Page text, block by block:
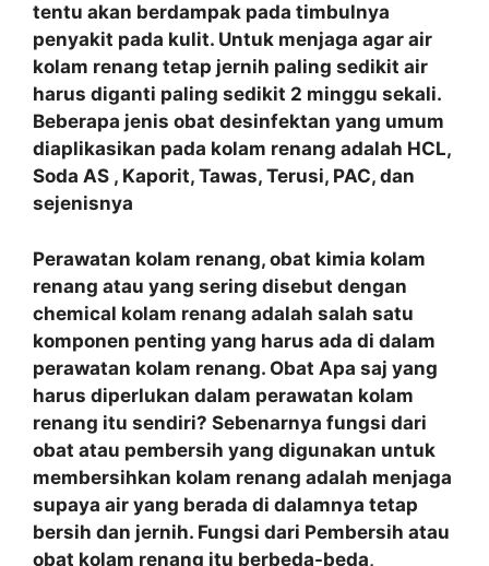
tentu akan berdampak pada timbulnya
penyakit pada kulit. Untuk menjaga agar air
kolam renang tetap jernih paling sedikit air
harus diganti paling sedikit 2 minggu sekali.
Beberapa jenis obat desinfektan yang umum
diaplikasikan pada kolam renang adalah HCL,
Soda AS , Kaporit, Tawas, Terusi, PAC, dan
sejenisnya
Perawatan kolam renang, obat kimia kolam
renang atau yang sering disebut dengan
chemical kolam renang adalah salah satu
komponen penting yang harus ada di dalam
perawatan kolam renang. Obat Apa saj yang
harus diperlukan dalam perawatan kolam
renang itu sendiri? Sebenarnya fungsi dari
obat atau pembersih yang digunakan untuk
membersihkan kolam renang adalah menjaga
supaya air yang berada di dalamnya tetap
bersih dan jernih. Fungsi dari Pembersih atau
obat kolam renang itu berbeda-beda,